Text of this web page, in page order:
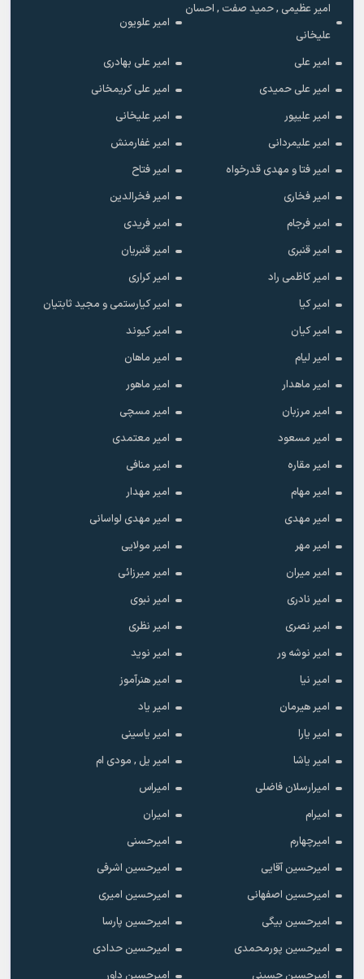
امیر عظیمی , حمید صفت , احسان
علیخانی
امیر علویون
امیر علی
امیر علی بهادری
امیر علی حمیدی
امیر علی کریمخانی
امیر علیپور
امیر علیخانی
امیر علیمردانی
امیر غفارمنش
امیر فتا و مهدی قدرخواه
امیر فتاح
امیر فخاری
امیر فخرالدین
امیر فرجام
امیر فریدی
امیر قنبری
امیر قنبریان
امیر کاظمی راد
امیر کراری
امیر کیا
امیر کیارستمی و مجید ثابتیان
امیر کیان
امیر کیوند
امیر لیام
امیر ماهان
امیر ماهدار
امیر ماهور
امیر مرزبان
امیر مسچی
امیر مسعود
امیر معتمدی
امیر مقاره
امیر منافی
امیر مهام
امیر مهدار
امیر مهدی
امیر مهدی لواسانی
امیر مهر
امیر مولایی
امیر میران
امیر میرزائی
امیر نادری
امیر نبوی
امیر نصری
امیر نظری
امیر نوشه ور
امیر نوید
امیر نیا
امیر هنرآموز
امیر هیرمان
امیر یاد
امیر یارا
امیر یاسینی
امیر یاشا
امیر یل , مودی ام
امیرارسلان فاضلی
امیراس
امیرام
امیران
امیرچهارم
امیرحسنی
امیرحسین آقایی
امیرحسین اشرفی
امیرحسین اصفهانی
امیرحسین امیری
امیرحسین بیگی
امیرحسین پارسا
امیرحسین پورمحمدی
امیرحسین حدادی